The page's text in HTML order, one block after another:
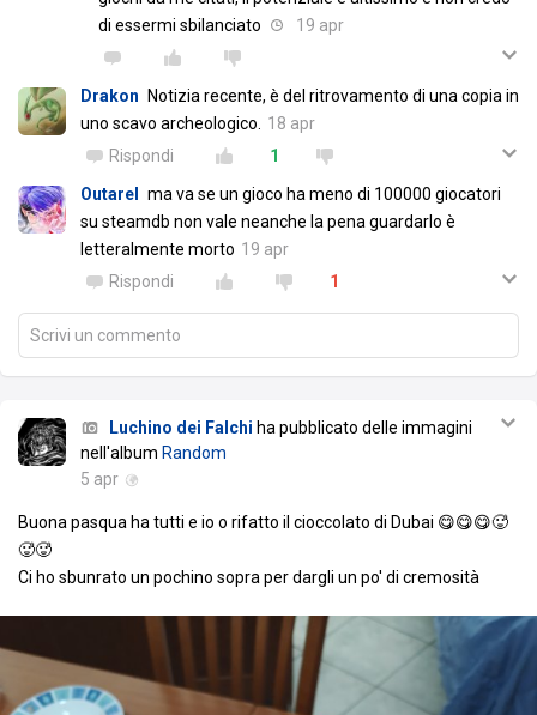
di essermi sbilanciato
19 apr
Drakon
Notizia recente, è del ritrovamento di una copia in
uno scavo archeologico.
18 apr
Rispondi
1
Outarel
ma va se un gioco ha meno di 100000 giocatori
su steamdb non vale neanche la pena guardarlo è
letteralmente morto 19 apr
Rispondi
1
Scrivi un commento
Luchino dei Falchi ha pubblicato delle immagini
nell'album Random
5 apr
Buona pasqua ha tutti e io o rifatto il cioccolato di Dubai 😋😋😋🥵
🥵🥵
Ci ho sbunrato un pochino sopra per dargli un po' di cremosità